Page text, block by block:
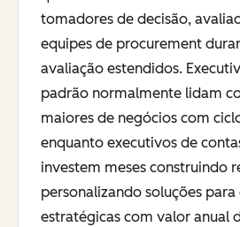
tomadores de decisão,
equipes de procurement
avaliação estendidos.
padrão normalmente lidam
maiores de negócios com
enquanto executivos de
investem meses construindo
personalizando soluções para
estratégicas com valor anual